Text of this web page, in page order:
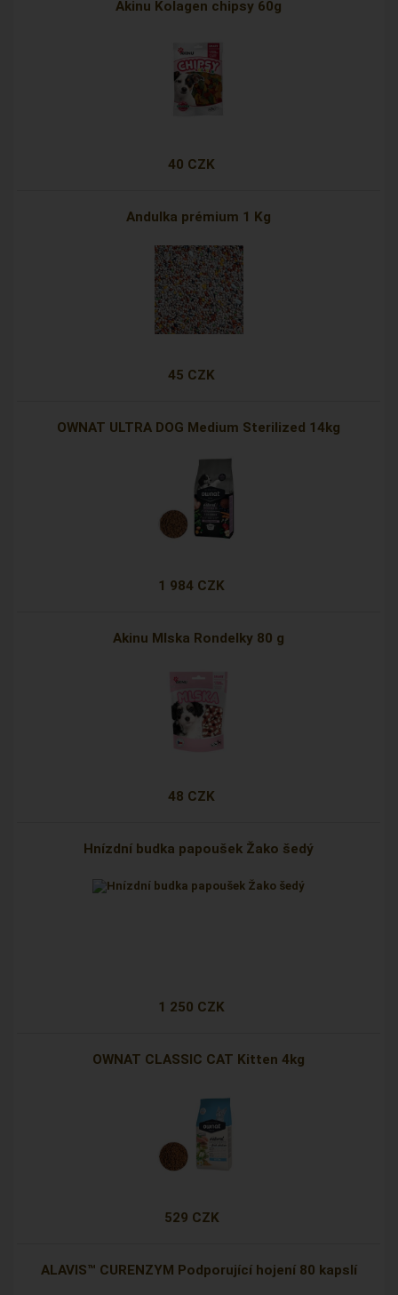
Akinu Kolagen chipsy 60g
40 CZK
Andulka prémium 1 Kg
45 CZK
OWNAT ULTRA DOG Medium Sterilized 14kg
1 984 CZK
Akinu Mlska Rondelky 80 g
48 CZK
Hnízdní budka papoušek Žako šedý
1 250 CZK
OWNAT CLASSIC CAT Kitten 4kg
529 CZK
ALAVIS™ CURENZYM Podporující hojení 80 kapslí